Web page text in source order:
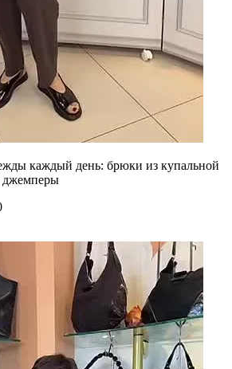
каждый день: брюки из купальной
джемперы